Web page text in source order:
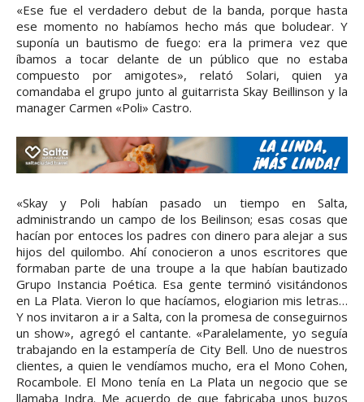
«Ese fue el verdadero debut de la banda, porque hasta
ese momento no habíamos hecho más que boludear. Y
suponía un bautismo de fuego: era la primera vez que
íbamos a tocar delante de un público que no estaba
compuesto por amigotes», relató Solari, quien ya
comandaba el grupo junto al guitarrista Skay Beillinson y la
manager Carmen «Poli» Castro.
«Skay y Poli habían pasado un tiempo en Salta,
administrando un campo de los Beilinson; esas cosas que
hacían por entoces los padres con dinero para alejar a sus
hijos del quilombo. Ahí conocieron a unos escritores que
formaban parte de una troupe a la que habían bautizado
Grupo Instancia Poética. Esa gente terminó visitándonos
en La Plata. Vieron lo que hacíamos, elogiarion mis letras…
Y nos invitaron a ir a Salta, con la promesa de conseguirnos
un show», agregó el cantante. «Paralelamente, yo seguía
trabajando en la estampería de City Bell. Uno de nuestros
clientes, a quien le vendíamos mucho, era el Mono Cohen,
Rocambole. El Mono tenía en La Plata un negocio que se
llamaba Indra. Me acuerdo de que fabricaba unos buzos